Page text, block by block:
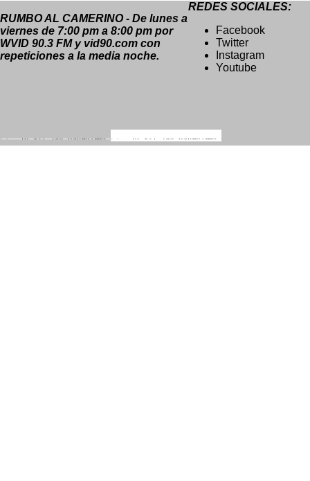
RUMBO AL CAMERINO - De lunes a
viernes de 7:00 pm a 8:00 pm por
WVID 90.3 FM y vid90.com con
repeticiones a la media noche.
REDES SOCIALES:
Facebook
Twitter
Instagram
Youtube